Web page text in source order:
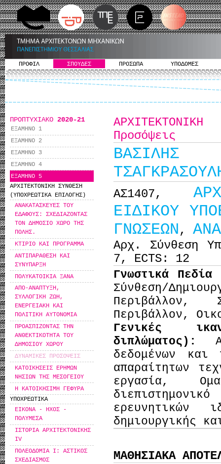
ΠΡΟΦΙΛ ΣΠΟΥΔΕΣ ΠΡΟΣΩΠΑ ΥΠΟΔΟΜΕΣ
ΠΡΟΠΤΥΧΙΑΚΟ 2020-21
ΕΞΑΜΗΝΟ 1
ΕΞΑΜΗΝΟ 2
ΕΞΑΜΗΝΟ 3
ΕΞΑΜΗΝΟ 4
ΕΞΑΜΗΝΟ 5
ΑΡΧΙΤΕΚΤΟΝΙΚΗ ΣΥΝΘΕΣΗ
(ΥΠΟΧΡΕΩΤΙΚΑ ΕΠΙΛΟΓΗΣ)
ΑΝΑΚΑΤΑΣΚΕΥΕΣ ΤΟΥ
ΕΔΑΦΟΥΣ: ΣΧΕΔΙΑΖΟΝΤΑΣ
ΤΟΝ ΔΗΜΟΣΙΟ ΧΩΡΟ ΤΗΣ
ΠΟΛΗΣ.
ΚΤΙΡΙΟ ΚΑΙ ΠΡΟΓΡΑΜΜΑ
ΑΝΤΙΠΑΡΑΘΕΣΗ ΚΑΙ
ΣΥΝΥΠΑΡΞΗ
ΠΟΛΥΚΑΤΟΙΚΙΑ ΞΑΝΑ
ΑΠΟ-ΑΝΑΠΤΥΞΗ,
ΣΥΛΛΟΓΙΚΗ ΖΩΗ,
ΕΝΕΡΓΕΙΑΚΗ ΚΑΙ
ΠΟΛΙΤΙΚΗ ΑΥΤΟΝΟΜΙΑ
ΠΡΟΑΣΠΙΖΟΝΤΑΣ ΤΗΝ
ΑΝΘΕΚΤΙΚΟΤΗΤΑ ΤΟΥ
ΔΗΜΟΣΙΟΥ ΧΩΡΟΥ
ΔΥΝΑΜΙΚΕΣ ΠΡΟΣΟΨΕΙΣ
ΚΑΤΟΙΚΗΣΕΙΣ ΕΡΗΜΩΝ
ΝΗΣΙΩΝ ΤΗΣ ΜΕΣΟΓΕΙΟΥ
Η ΚΑΤΟΙΚΗΣΙΜΗ ΓΕΦΥΡΑ
ΥΠΟΧΡΕΩΤΙΚΑ
ΕΙΚΟΝΑ - ΗΧΟΣ -
ΠΟΛΥΜΕΣΑ
ΙΣΤΟΡΙΑ ΑΡΧΙΤΕΚΤΟΝΙΚΗΣ
IV
ΠΟΛΕΟΔΟΜΙΑ Ι: ΑΣΤΙΚΟΣ
ΣΧΕΔΙΑΣΜΟΣ
Προσόψεις
ΒΑΣΙΛΗΣ
ΑΣ1407,
ΕΙΔΙΚΟΥ
ΓΝΩΣΕΩΝ,
Αρχ. Σύνθεση
7, ECTS: 12
Γνωστικά
Σύνθεση/
Περιβάλλον,
Περιβάλλον,
Γενικές
διπλώματος):
δεδομένων
απαραίτητων
εργασία,
ερευνητικών
δημιουργικής
ΜΑΘΗΣΙΑΚΑ